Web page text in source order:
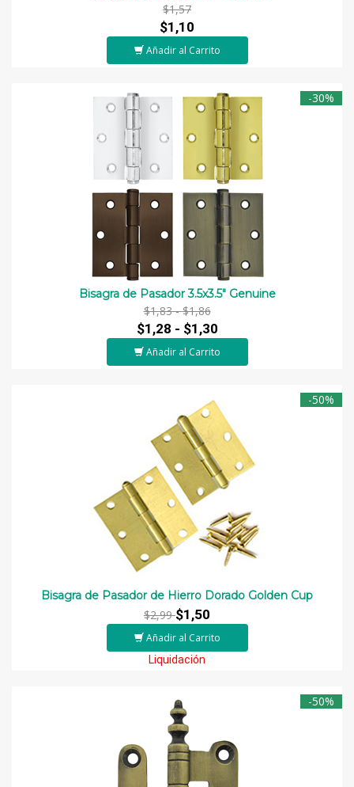
$1,57
$1,10
Añadir al Carrito
-30%
Bisagra de Pasador 3.5x3.5" Genuine
$1,83 -$1,86
$1,28 - $1,30
Añadir al Carrito
-50%
Bisagra de Pasador de Hierro Dorado Golden Cup
$2,99$1,50
Añadir al Carrito
Liquidación
-50%